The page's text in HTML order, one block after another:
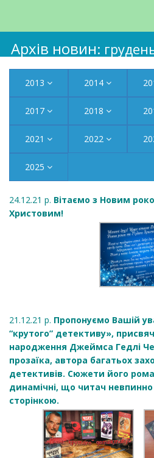
Архів новин:
2013 2014
2017 2018
2021 2022
2025
24.12.21 р. Вітаємо з Новим
Христовим!
21.12.21 р. Пропонуємо Вашій
“крутого” детективу»,
народження Джеймса Гедлі
прозаїка, автора багатьох
детективів. Сюжети його
динамічні, що читач невпинно
сторінкою.